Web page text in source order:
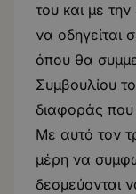
του και με
να οδηγείται
όπου θα
Συμβουλίου
διαφοράς που
Με αυτό τον
μέρη να
δεσμεύονται